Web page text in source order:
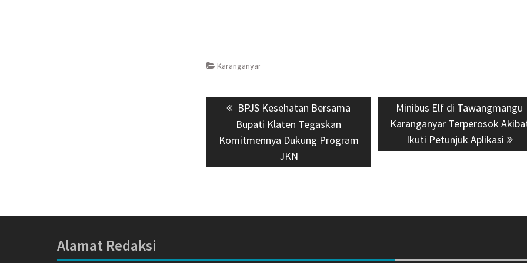
Karanganyar
Navigasi
Previous
post:
BPJS Kesehatan Bersama
Bupati Klaten Tegaskan
Komitmennya Dukung Program
JKN
Next
post:
Minibus Elf di Tawangmangu
Karanganyar Terperosok
Ikuti Petunjuk Aplikasi
Alamat Redaksi